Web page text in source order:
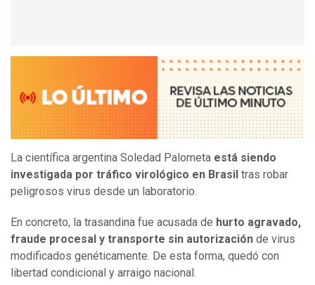
La científica argentina Soledad Palometa está siendo
investigada por tráfico virológico en Brasil tras robar
peligrosos virus desde un laboratorio.
En concreto, la trasandina fue acusada de hurto agravado,
fraude procesal y transporte sin autorización de virus
modificados genéticamente. De esta forma, quedó con
libertad condicional y arraigo nacional.